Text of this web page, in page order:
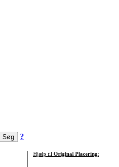
?
Hjælp til Original Placering: